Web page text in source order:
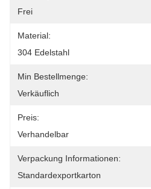
Frei
Material:
304 Edelstahl
Min Bestellmenge:
Verkäuflich
Preis:
Verhandelbar
Verpackung Informationen:
Standardexportkarton